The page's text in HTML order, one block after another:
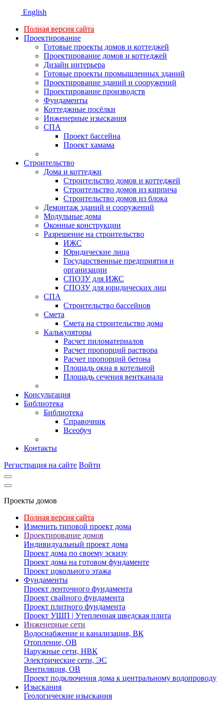
English
Полная версия сайта
Проектирование
Готовые проекты домов и коттеджей
Проектирование домов и коттеджей
Дизайн интерьера
Готовые проекты промышленных зданий
Проектирование зданий и сооружений
Проектирование производств
Фундаменты
Коттеджные посёлки
Инженерные изыскания
СПА
Проект бассейна
Проект хамама
Строительство
Дома и коттеджи
Строительство домов и коттеджей
Строительство домов из кирпича
Строительство домов из блока
Демонтаж зданий и сооружений
Модульные дома
Оконные конструкции
Разрешение на строительство
ИЖС
Юридические лица
Государственные предприятия и
организации
СПОЗУ для ИЖС
СПОЗУ для юридических лиц
СПА
Строительство бассейнов
Смета
Смета на строительство дома
Калькуляторы
Расчет пиломатериалов
Расчет пропорций раствора
Расчет пропорций бетона
Площадь окна в котельной
Площадь сечения вентканала
Консультация
Библиотека
Библиотека
Справочник
Всеобуч
Контакты
Регистрация на сайте Войти
Проекты домов
Полная версия сайта
Изменить типовой проект дома
Проектирование домов
Индивидуальный проект дома
Проект дома по своему эскизу
Проект дома на готовом фундаменте
Проект цокольного этажа
Фундаменты
Проект ленточного фундамента
Проект свайного фундамента
Проект плитного фундамента
Проект УШП | Утепленная шведская плита
Инженерные сети
Водоснабжение и канализация, ВК
Отопление, ОВ
Наружные сети, НВК
Электрические сети, ЭС
Вентиляция, ОВ
Проект подключения дома к центральному водопроводу
Изыскания
Геологические изыскания